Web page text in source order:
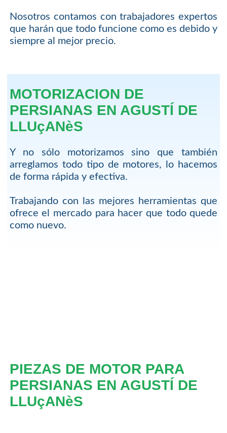
Nosotros contamos con trabajadores expertos
que harán que todo funcione como es debido y
siempre al mejor precio.
MOTORIZACION DE
PERSIANAS EN AGUSTÍ DE
LLUçANèS
Y no sólo motorizamos sino que también
arreglamos todo tipo de motores, lo hacemos
de forma rápida y efectiva.
Trabajando con las mejores herramientas que
ofrece el mercado para hacer que todo quede
como nuevo.
PIEZAS DE MOTOR PARA
PERSIANAS EN AGUSTÍ DE
LLUçANèS